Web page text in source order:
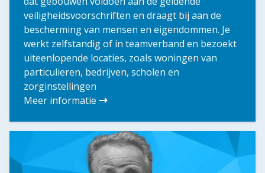
veiligheidsvoorschriften en draagt bij aan de
bescherming van mensen en eigendommen. Je
werkt zelfstandig of in teamverband en bezoekt
uiteenlopende locaties, zoals woningen van
particulieren, bedrijven, scholen en
zorginstellingen
Meer informatie